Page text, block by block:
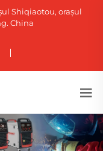
Shiqiaotou, orașul
China